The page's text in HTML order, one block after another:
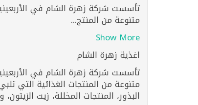
تأسست شركة زهرة الشام في
متنوعة من المنتج...
Show More
اغذية زهرة الشام
تأسست شركة زهرة الشام في
متنوعة من المنتجات الغذائية التي
البذور، المنتجات المخللة، زيت